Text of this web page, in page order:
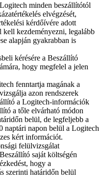
minden beszállítótól
elvégzését,
kérdőívére adott
kell kezdeményezni, legalább
alapján gyakrabban is
kérésére a Beszállító
hogy megfelel a jelen
fenntartja magának a
azon rendszerek
a Logitech-információk
a tőle elvárható módon
belül, de legfeljebb a
naptári napon belül a Logitech
kért információt.
felülvizsgálat
saját költségén
hogy a
szerinti határidőn belül